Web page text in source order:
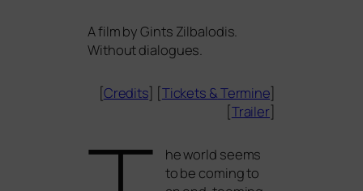
A film by Gints Zilbalodis.
Without dialogues.
[Credits] [Tickets &Termine]
[Trailer]
he world seems
to be coming to